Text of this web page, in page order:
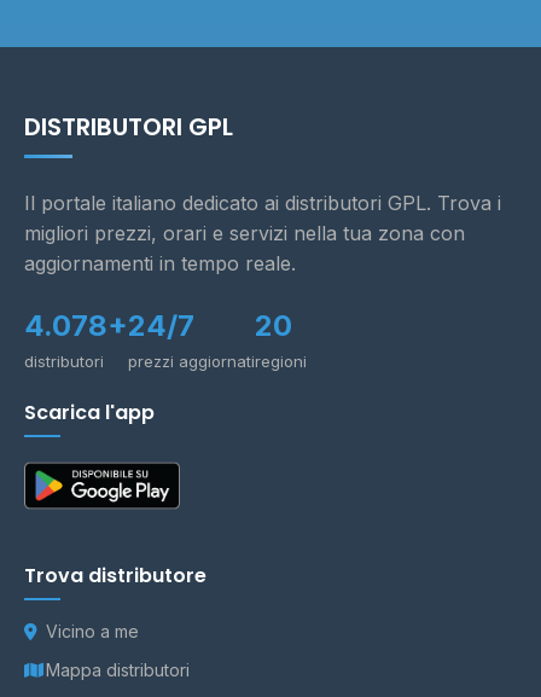
DISTRIBUTORI GPL
Il portale italiano dedicato ai distributori GPL. Trova i
migliori prezzi, orari e servizi nella tua zona con
aggiornamenti in tempo reale.
4.078+
distributori
24/7
prezzi aggiornati
20
regioni
Scarica l'app
Trova distributore
Vicino a me
Mappa distributori